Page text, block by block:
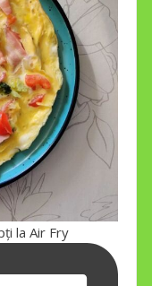
la Air Fry